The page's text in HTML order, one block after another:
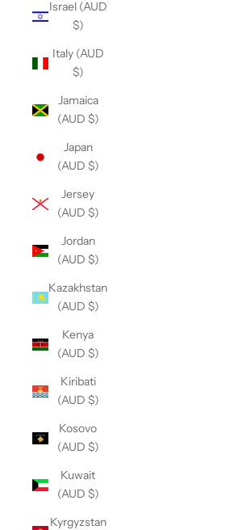
Israel (AUD
$)
Italy (AUD
$)
Jamaica
(AUD $)
Japan
(AUD $)
Jersey
(AUD $)
Jordan
(AUD $)
Kazakhstan
(AUD $)
Kenya
(AUD $)
Kiribati
(AUD $)
Kosovo
(AUD $)
Kuwait
(AUD $)
Kyrgyzstan